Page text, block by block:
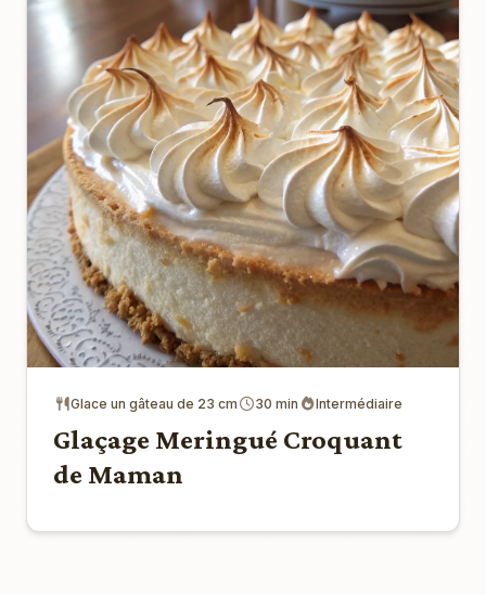
Glace un gâteau de 23 cm 30 min Intermédiaire
Glaçage Meringué Croquant
de Maman